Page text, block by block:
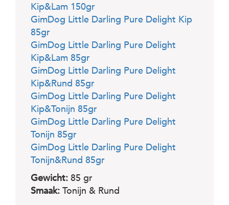
Kip&Lam 150gr
GimDog Little Darling Pure Delight Kip
85gr
GimDog Little Darling Pure Delight
Kip&Lam 85gr
GimDog Little Darling Pure Delight
Kip&Rund 85gr
GimDog Little Darling Pure Delight
Kip&Tonijn 85gr
GimDog Little Darling Pure Delight
Tonijn 85gr
GimDog Little Darling Pure Delight
Tonijn&Rund 85gr
Gewicht: 85 gr
Smaak: Tonijn & Rund